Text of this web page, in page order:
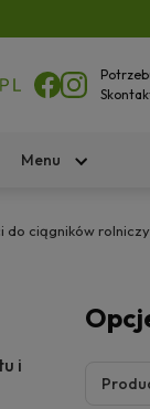
Menu
do ciągników
i